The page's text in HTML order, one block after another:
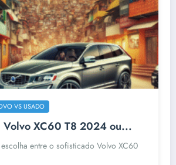
VS USADO
Volvo XC60 T8 2024 ou...
entre o sofisticado Volvo XC60